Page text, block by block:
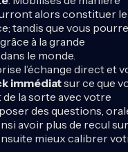
alors constituer le
tandis que vous
à la grande
le monde.
l’échange direct et
immédiatsur ce que
la sorte avec votre
des questions,
avoir plus de recul
mieux calibrer